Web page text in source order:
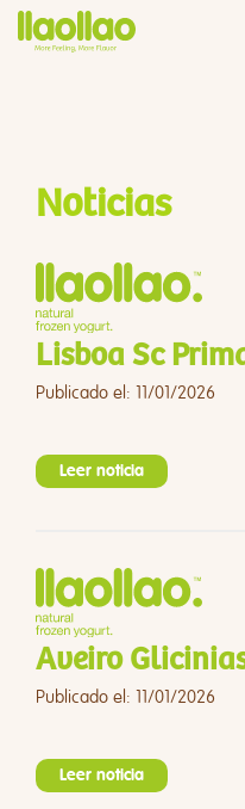
Noticias
Lisboa Sc
Publicado el: 11/01/2026
Leer noticia
Aveiro
Publicado el: 11/01/2026
Leer noticia